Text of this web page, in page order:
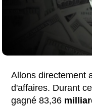
Allons directement
d'affaires. Durant
gagné 83,36